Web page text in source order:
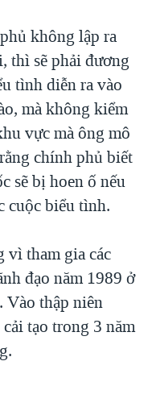
không lập ra
thì sẽ phải đương
tình diễn ra vào
mà không kiểm
vực mà ông mô
chính phủ biết
sẽ bị hoen ố nếu
cuộc biểu tình.
vì tham gia các
đạo năm 1989 ở
thập niên
tạo trong 3 năm